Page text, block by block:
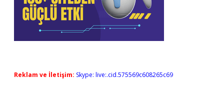
Reklam ve İletişim: Skype: live:.cid.575569c608265c69